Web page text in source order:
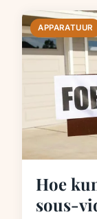
APPARATUUR
Hoe
sous-